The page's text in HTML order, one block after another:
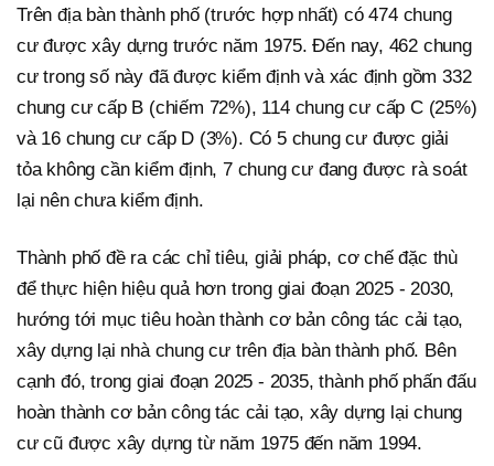
Trên địa bàn thành phố (trước hợp nhất) có 474 chung
cư được xây dựng trước năm 1975. Đến nay, 462 chung
cư trong số này đã được kiểm định và xác định gồm 332
chung cư cấp B (chiếm 72%), 114 chung cư cấp C (25%)
và 16 chung cư cấp D (3%). Có 5 chung cư được giải
tỏa không cần kiểm định, 7 chung cư đang được rà soát
lại nên chưa kiểm định.
Thành phố đề ra các chỉ tiêu, giải pháp, cơ chế đặc thù
để thực hiện hiệu quả hơn trong giai đoạn 2025 - 2030,
hướng tới mục tiêu hoàn thành cơ bản công tác cải tạo,
xây dựng lại nhà chung cư trên địa bàn thành phố. Bên
cạnh đó, trong giai đoạn 2025 - 2035, thành phố phấn đấu
hoàn thành cơ bản công tác cải tạo, xây dựng lại chung
cư cũ được xây dựng từ năm 1975 đến năm 1994.